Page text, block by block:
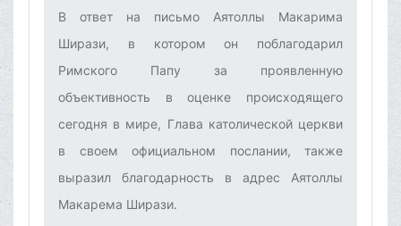
В ответ на письмо Аятоллы Макарима
Ширази, в котором он поблагодарил
Римского Папу за проявленную
объективность в оценке происходящего
сегодня в мире, Глава католической церкви
в своем официальном послании, также
выразил благодарность в адрес Аятоллы
Макарема Ширази. ‌